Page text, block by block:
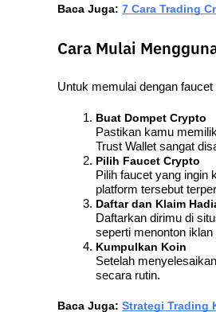
Baca Juga: 7 Cara Trading
Cara Mulai
Untuk memulai dengan
Buat Dompet Crypto
Pastikan kamu
Trust Wallet sangat
Pilih Faucet Crypto
Pilih faucet yang ingin
platform tersebut
Daftar dan Klaim
Daftarkan dirimu di
seperti menonton
Kumpulkan Koin
Setelah
secara rutin.
Baca Juga: Strategi Trading